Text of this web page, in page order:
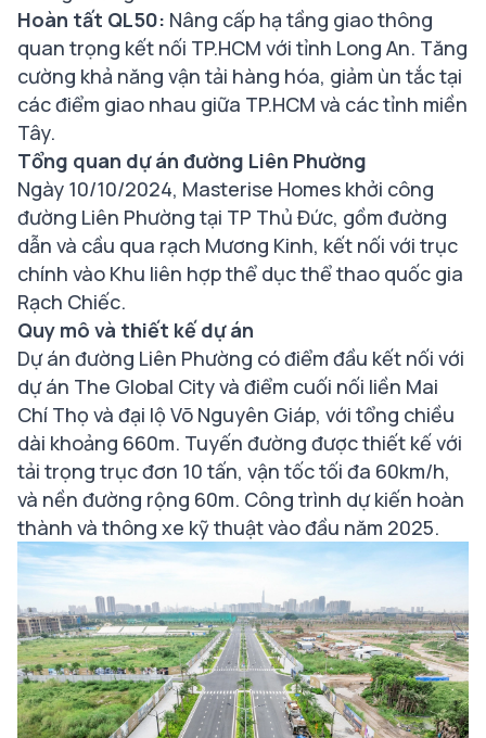
Hoàn tất QL50: Nâng cấp hạ tầng giao thông
quan trọng kết nối TP.HCM với tỉnh Long An. Tăng
cường khả năng vận tải hàng hóa, giảm ùn tắc tại
các điểm giao nhau giữa TP.HCM và các tỉnh miền
Tây.
Tổng quan dự án đường Liên Phường
Ngày 10/10/2024, Masterise Homes khởi công
đường Liên Phường tại TP Thủ Đức, gồm đường
dẫn và cầu qua rạch Mương Kinh, kết nối với trục
chính vào Khu liên hợp thể dục thể thao quốc gia
Rạch Chiếc.
Quy mô và thiết kế dự án
Dự án đường Liên Phường có điểm đầu kết nối với
dự án The Global City và điểm cuối nối liền Mai
Chí Thọ và đại lộ Võ Nguyên Giáp, với tổng chiều
dài khoảng 660m. Tuyến đường được thiết kế với
tải trọng trục đơn 10 tấn, vận tốc tối đa 60km/h,
và nền đường rộng 60m. Công trình dự kiến hoàn
thành và thông xe kỹ thuật vào đầu năm 2025.